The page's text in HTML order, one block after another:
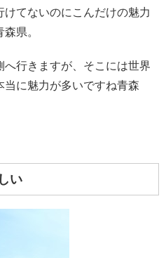
てないのにこんだけの魅力
県。
行きますが、そこには世界
に魅力が多いですね青森
い